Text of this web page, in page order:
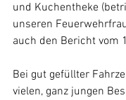
und Kuchentheke
unseren
auch den Bericht vom
Bei gut gefüllter
vielen, ganz jungen